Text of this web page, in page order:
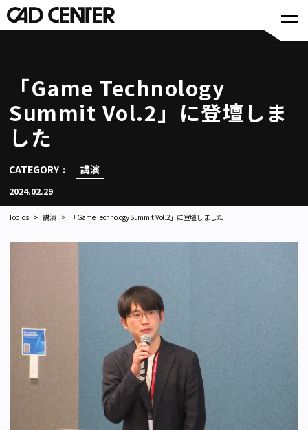
「Game Technology
Summit Vol.2」に登壇しま
した
CATEGORY 講演
2024.02.29
Topics 講演 「Game Technology Summit Vol.2」に登壇しました